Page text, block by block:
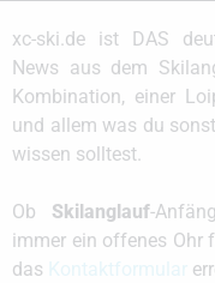
xc-ski.de ist DAS
News aus dem
Kombination, einer
und allem was du
wissen solltest.
Ob Skilanglauf-
immer ein offenes Ohr
das